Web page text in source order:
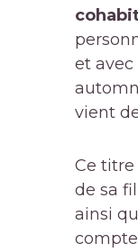
et
vient
Ce titre
de sa
ainsi